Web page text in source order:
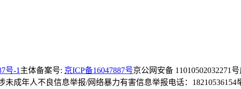
号-1 主体备案号: 京ICP备16047887号京公网安备 11010502032271号
未成年人不良信息举报/网络暴力有害信息举报电话：18210536154